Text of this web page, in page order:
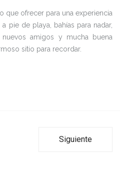
que ofrecer para una experiencia
pie de playa, bahías para nadar,
amigos y mucha buena
sitio para recordar.
Siguiente